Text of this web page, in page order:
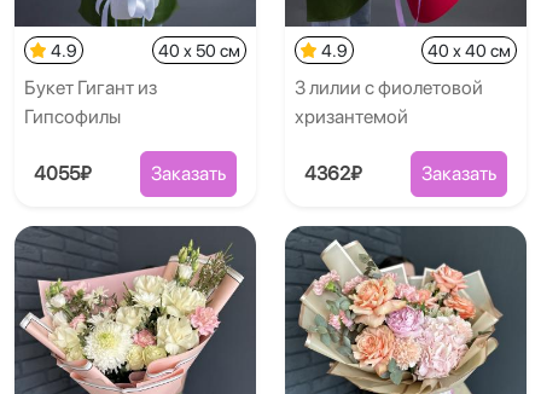
4.9 40 x 50 см
Букет Гигант из
Гипсофилы
4055₽ Заказать
4.9 40 x 40 см
3 лилии с фиолетовой
хризантемой
4362₽ Заказать